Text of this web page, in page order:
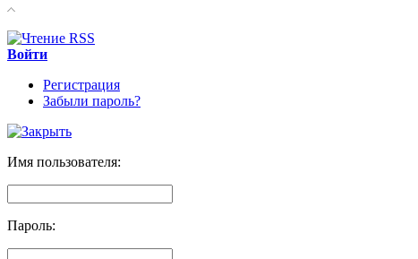
Войти
Регистрация
Забыли пароль?
Имя пользователя:
Пароль: